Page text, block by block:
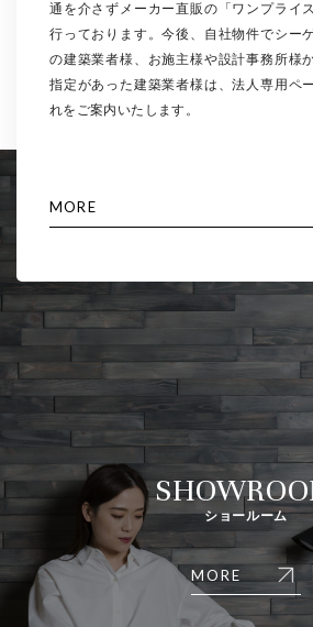
通を介さずメーカー直販の「ワンプライ
行っております。今後、自社物件でシー
の建築業者様、お施主様や設計事務所様
指定があった建築業者様は、法人専用ペ
れをご案内いたします。
MORE
ショールーム
MORE